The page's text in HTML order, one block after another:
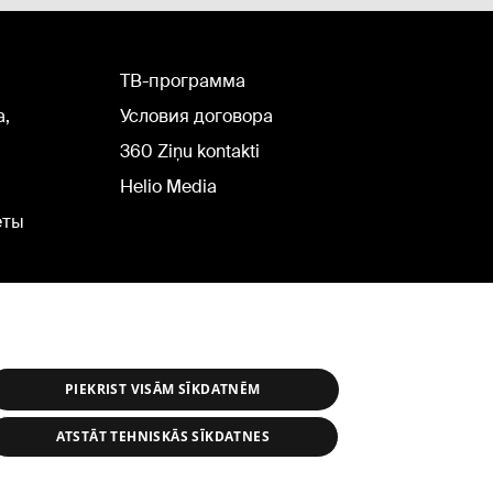
TВ-программа
Условия договора
360 Ziņu kontakti
Helio Media
PIEKRIST VISĀM SĪKDATNĒM
ATSTĀT TEHNISKĀS SĪKDATNES